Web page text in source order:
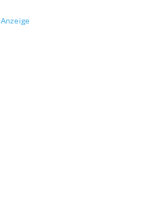
Anzeige